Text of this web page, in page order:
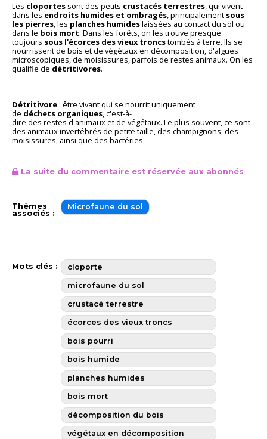
Les cloportes sont des petits crustacés terrestres, qui vivent
dans les endroits humides et ombragés, principalement sous
les pierres, les planches humideslaissées au contact du sol ou
dans le bois mort. Dans les forêts, on les trouve presque
toujours sous l'écorces des vieux troncstombés à terre. Ils se
nourrissent de bois et de végétaux en décomposition, d'algues
microscopiques, de moisissures, parfois de restes animaux. On les
qualifie de détritivores.
Détritivore : être vivant qui se nourrit uniquement
de déchets organiques, c'est-à-
dire des restes d'animaux et de végétaux. Le plus souvent, ce sont
des animaux invertébrés de petite taille, des champignons, des
moisissures, ainsi que des bactéries.
La suite du commentaire est réservée aux abonnés
Thèmes
associés :
Microfaune du sol
Mots clés : cloporte
microfaune du sol
crustacé terrestre
écorces des vieux troncs
bois pourri
bois humide
planches humides
bois mort
décomposition du bois
végétaux en décomposition